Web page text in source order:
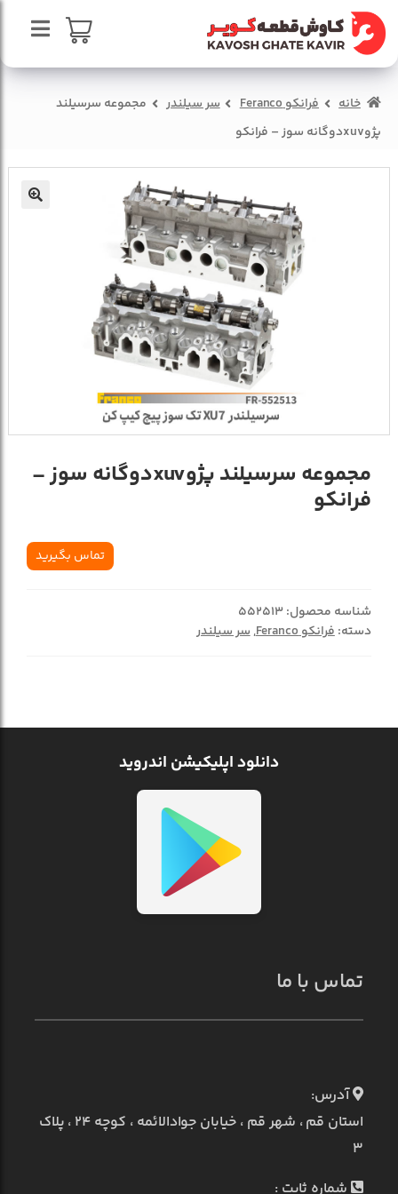
پرش
به
ناوبری
پرش
به
محتوا
صفحه اصلی
سبد خرید
درباره ما
خانه فرانکو Feranco سر سیلندر
مجموعه سرسیلند
پژوxuvدوگانه سوز – فرانکو
مجموعه سرسیلند پژوxuvدوگانه سوز –
فرانکو
تماس بگیرید
شناسه محصول:552513
دسته:فرانکو Feranco ,سر سیلندر
دانلود اپلیکیشن اندروید
تماس با ما
آدرس:
استان قم ، شهر قم ، خیابان جوادالائمه ، کوچه ۲۴ ، پلاک
۳
شماره ثابت :